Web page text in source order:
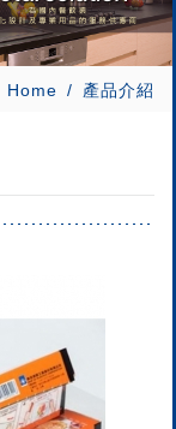
Home 產品介紹